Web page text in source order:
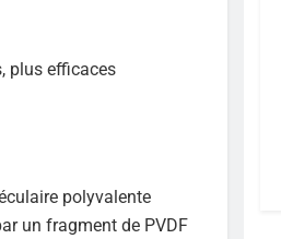
plus efficaces
polyvalente
un fragment de PVDF